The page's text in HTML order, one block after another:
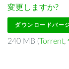
変更しますか?
ダウンロードバー
240 MB (Torrent,